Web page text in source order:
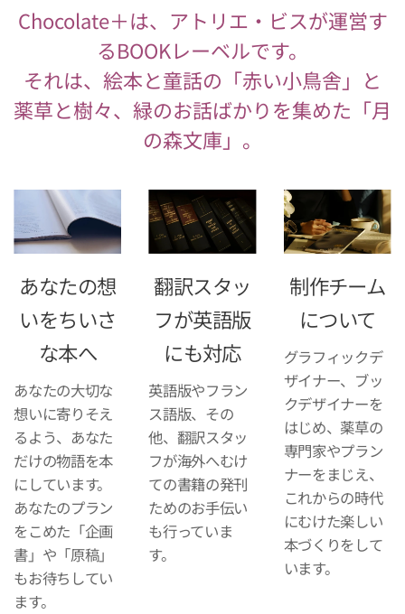
Chocolate＋は、アトリエ・ビスが運営す
るBOOKレーベルです。
それは、絵本と童話の「赤い小鳥舎」と
薬草と樹々、緑のお話ばかりを集めた「月
の森文庫」。
あなたの想
いをちいさ
な本へ
あなたの大切な
想いに寄りそえ
るよう、あなた
だけの物語を本
にしています。
あなたのプラン
をこめた「企画
書」や「原稿」
もお待ちしてい
ます。
翻訳スタッ
フが英語版
にも対応
英語版やフラン
ス語版、その
他、翻訳スタッ
フが海外へむけ
ての書籍の発刊
ためのお手伝い
も行っていま
す。
制作チーム
について
グラフィックデ
ザイナー、ブッ
クデザイナーを
はじめ、薬草の
専門家やプラン
ナーをまじえ、
これからの時代
にむけた楽しい
本づくりをして
います。